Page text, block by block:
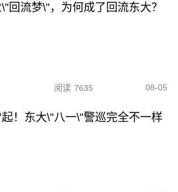
回流梦\"，为何成了回流东大？
阅读 7635 08-05
！东大\"八一\"警巡完全不一样